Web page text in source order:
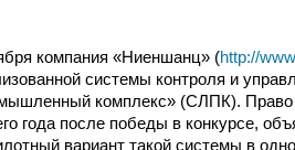
компания «Ниеншанц» (http://
системы контроля и
комплекс» (СЛПК). Право
года после победы в конкурсе,
вариант такой системы в